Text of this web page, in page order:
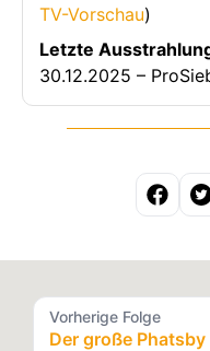
TV-Vorschau)
Letzte
30.12.2025 –
Vorherige Folge
Der große Phatsby